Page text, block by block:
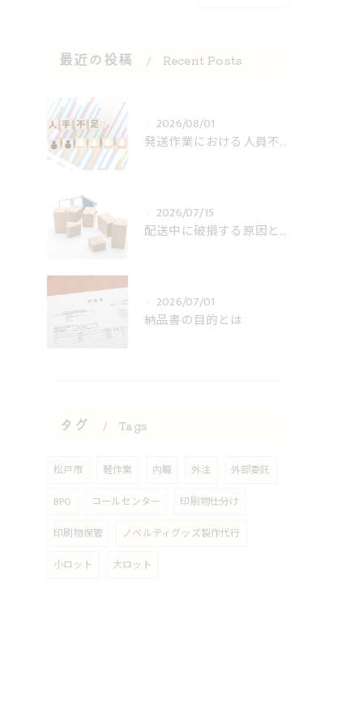
最近の投稿 Recent Posts
2026/08/01
発送作業における人員不足への対策
2026/07/15
配送中に破損する原因とは
2026/07/01
納品書の目的とは
タグ Tags
松戸市 軽作業 内職 外注
外部委託
BPO
コールセンター
印刷物仕分け
印刷物保管
ノベルティグッズ製作代行
小ロット
大ロット